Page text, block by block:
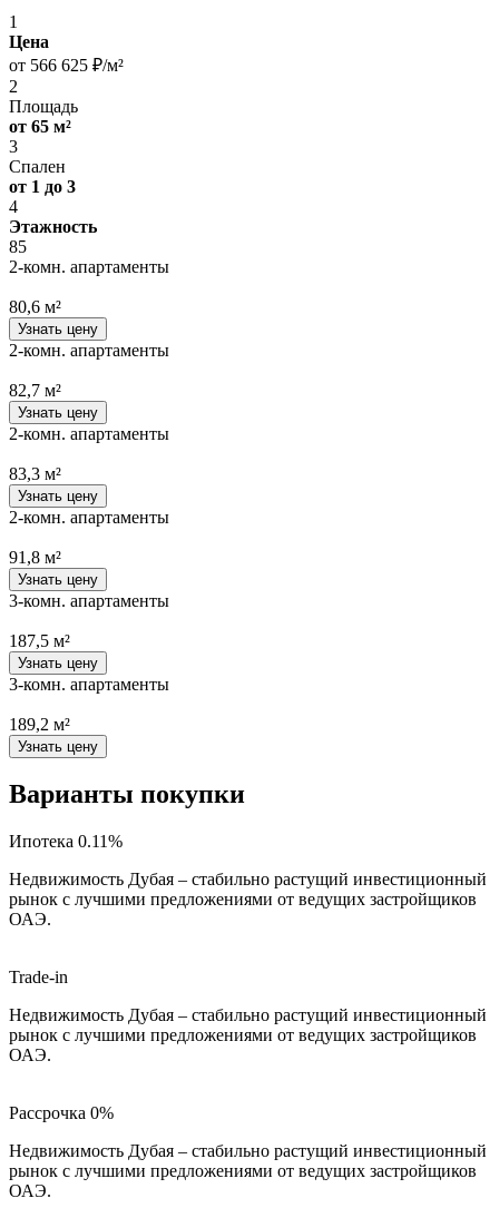
1
Цена
от 566 625 ₽/м²
2
Площадь
от 65 м²
3
Спален
от 1 до 3
4
Этажность
85
2-комн. апартаменты
80,6 м²
Узнать цену
2-комн. апартаменты
82,7 м²
Узнать цену
2-комн. апартаменты
83,3 м²
Узнать цену
2-комн. апартаменты
91,8 м²
Узнать цену
3-комн. апартаменты
187,5 м²
Узнать цену
3-комн. апартаменты
189,2 м²
Узнать цену
Варианты покупки
Ипотека 0.11%
Недвижимость Дубая – стабильно растущий инвестиционный
рынок с лучшими предложениями от ведущих застройщиков
ОАЭ.
Trade-in
Недвижимость Дубая – стабильно растущий инвестиционный
рынок с лучшими предложениями от ведущих застройщиков
ОАЭ.
Рассрочка 0%
Недвижимость Дубая – стабильно растущий инвестиционный
рынок с лучшими предложениями от ведущих застройщиков
ОАЭ.